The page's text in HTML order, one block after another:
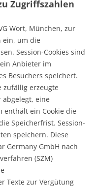
Zugriffszahlen
Wort, München, zur
ein, um die
Session-Cookies sind
Anbieter im
Besuchers speichert.
zufällig erzeugte
eine
enthält ein Cookie die
Speicherfrist. Session-
speichern. Diese
Germany GmbH nach
(SZM)
Texte zur Vergütung